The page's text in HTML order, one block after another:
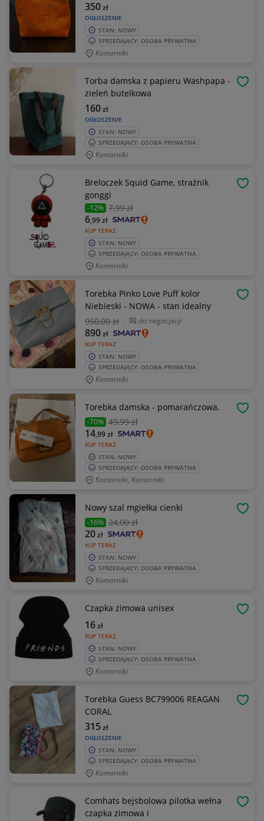
OGŁOSZENIE
350zł
STAN: NOWY
SPRZEDAJĄCY: OSOBA PRYWATNA
Komorniki
Torba damska z papieru Washpapa -
zieleń butelkowa
OGŁOSZENIE
160zł
STAN: NOWY
SPRZEDAJĄCY: OSOBA PRYWATNA
Komorniki
Breloczek Squid Game, strażnik
gonggi
-12% 7,99 zł
KUP TERAZ
6,99zł
STAN: NOWY
SPRZEDAJĄCY: OSOBA PRYWATNA
Komorniki
Torebka Pinko Love Puff kolor
Niebieski - NOWA - stan idealny
950,00 zł do negocjacji
KUP TERAZ
890zł
STAN: NOWY
SPRZEDAJĄCY: OSOBA PRYWATNA
Komorniki
Torebka damska - pomarańczowa.
-70% 49,99 zł
KUP TERAZ
14,99zł
STAN: NOWY
SPRZEDAJĄCY: OSOBA PRYWATNA
Komorniki, Komorniki
Nowy szal mgiełka cienki
-16% 24,00 zł
KUP TERAZ
20zł
STAN: NOWY
SPRZEDAJĄCY: OSOBA PRYWATNA
Komorniki
Czapka zimowa unisex
KUP TERAZ
16zł
STAN: NOWY
SPRZEDAJĄCY: OSOBA PRYWATNA
Komorniki
Torebka Guess BC799006 REAGAN
CORAL
OGŁOSZENIE
315zł
STAN: NOWY
SPRZEDAJĄCY: OSOBA PRYWATNA
Komorniki
Comhats bejsbolowa pilotka wełna
czapka zimowa i